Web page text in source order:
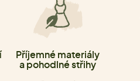
Příjemné materiály
a pohodlné střihy